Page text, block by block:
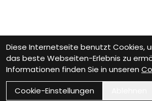
Diese Internetseite benutzt Cookies,
das beste Webseiten-Erlebnis zu
Informationen finden Sie in unseren
Cookie-Einstellungen